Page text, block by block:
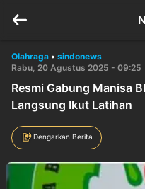
Olahraga • sindonews
Rabu, 20 Agustus 2025 - 09:25
Resmi Gabung Manisa
Langsung Ikut Latihan
Dengarkan Berita